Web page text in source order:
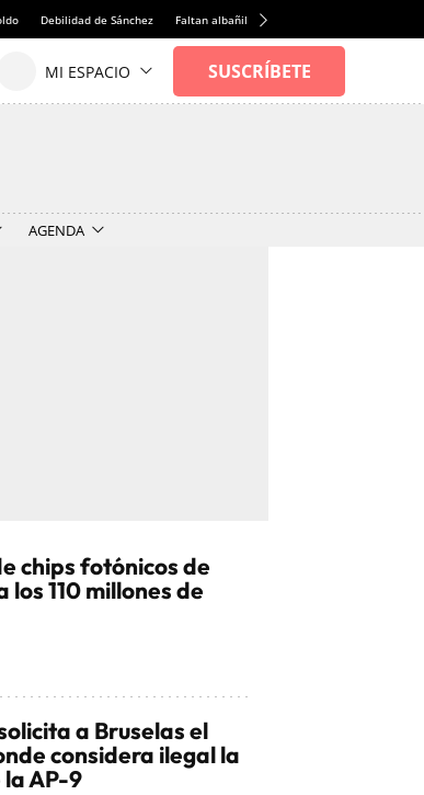
Debilidad de Sánchez Faltan albañiles
AGENDA
chips fotónicos de
los 110 millones de
a Bruselas el
considera ilegal la
AP-9